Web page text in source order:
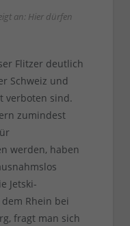
an: Hier dürfen
Flitzer deutlich
Schweiz und
verboten sind.
zumindest
werden, haben
Jetski-
Rhein bei
fragt man sich